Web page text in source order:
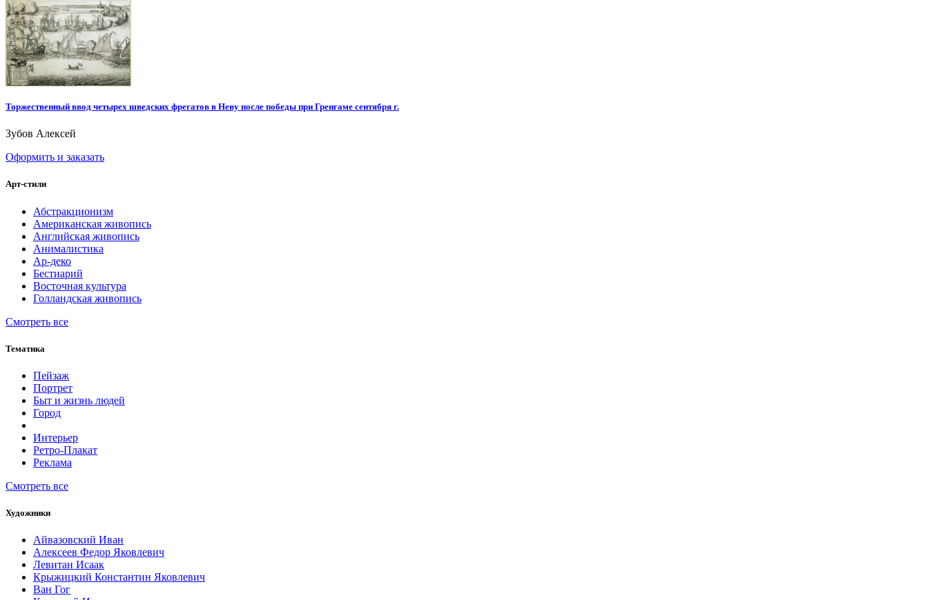
Торжественный ввод четырех шведских фрегатов в Неву после победы при Гренгаме сентября г.
Зубов Алексей
Оформить и заказать
Арт-стили
Абстракционизм
Американская живопись
Английская живопись
Анималистика
Ар-деко
Бестиарий
Восточная культура
Голландская живопись
Смотреть все
Тематика
Пейзаж
Портрет
Быт и жизнь людей
Город
Интерьер
Ретро-Плакат
Реклама
Смотреть все
Художники
Айвазовский Иван
Алексеев Федор Яковлевич
Левитан Исаак
Крыжицкий Константин Яковлевич
Ван Гог